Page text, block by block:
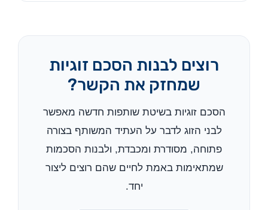
רוצים לבנות הסכם זוגיות
שמחזק את הקשר?
הסכם זוגיות בשיטת שותפות חדשה מאפשר
לבני הזוג לדבר על העתיד המשותף בצורה
פתוחה, מסודרת ומכבדת, ולבנות הסכמות
שמתאימות באמת לחיים שהם רוצים ליצור
יחד.